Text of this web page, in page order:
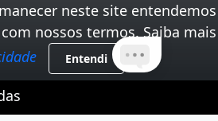
neste site entendemos
nossos termos. Saiba mais
Entendi
Boleto